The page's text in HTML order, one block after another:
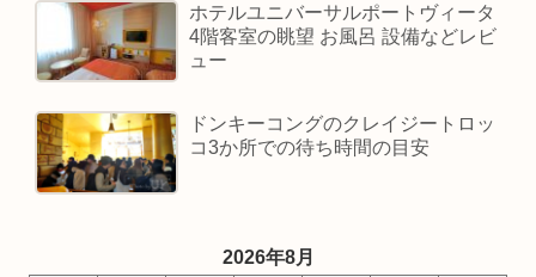
ホテルユニバーサルポートヴィータ
4階客室の眺望 お風呂 設備などレビ
ュー
ドンキーコングのクレイジートロッ
コ3か所での待ち時間の目安
2026年8月